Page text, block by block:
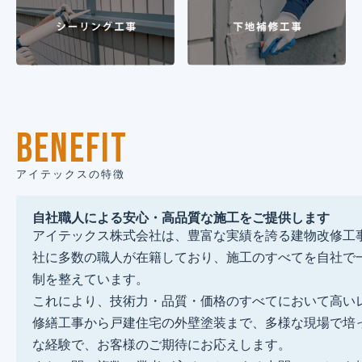
BENEFIT
アイテックスの特徴
自社職人による安心・高品質な施工をご提供します
アイテックス株式会社は、豊富な実績を誇る建物改修工
社に多数の職人が在籍しており、施工のすべてを自社で
制を整えています。
これにより、技術力・品質・価格のすべてにおいて高い
修繕工事から戸建住宅の外壁塗装まで、多様な現場で培
な経験で、お客様のご期待にお応えします。